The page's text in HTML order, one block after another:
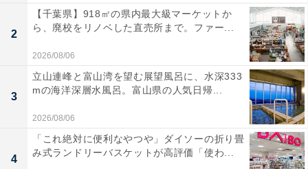
ます。
同じ商品を他社のサービスやその他の方法によって
二重に出品することにより、お客さま間でトラブル
を引き起こすと思われるもの
この文面では、二重出品でトラブルを起こす可能性があ
2
【千葉県】918㎡の県内最大級マーケットか
ら、廃校をリノベした直売所まで。ファー...
2026/08/06
3
立山連峰と富山湾を望む展望風呂に、水深333
mの海洋深層水風呂。富山県の人気日帰...
2026/08/06
4
「これ絶対に便利なやつや」ダイソーの折り畳
み式ランドリーバスケットが高評価「使わ...